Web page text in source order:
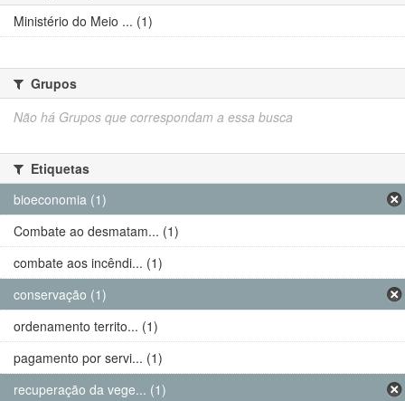
Ministério do Meio ... (1)
Grupos
Não há Grupos que correspondam a essa busca
Etiquetas
bioeconomia (1)
Combate ao desmatam... (1)
combate aos incêndi... (1)
conservação (1)
ordenamento territo... (1)
pagamento por servi... (1)
recuperação da vege... (1)